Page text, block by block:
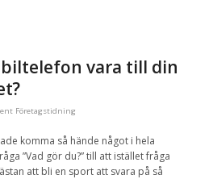
vara till din
Företagstidning
komma så hände något i hela
”Vad gör du?” till att istället fråga
att bli en sport att svara på så